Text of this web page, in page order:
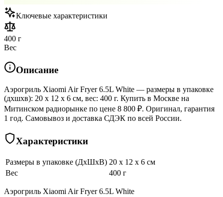
Ключевые характеристики
400 г
Вес
Описание
Аэрогриль Xiaomi Air Fryer 6.5L White — размеры в упаковке
(дхшхв): 20 x 12 x 6 см, вес: 400 г. Купить в Москве на
Митинском радиорынке по цене 8 800 ₽. Оригинал, гарантия
1 год. Самовывоз и доставка СДЭК по всей России.
Характеристики
Размеры в упаковке (ДхШхВ) 20 x 12 x 6 см
Вес
400 г
Аэрогриль Xiaomi Air Fryer 6.5L White